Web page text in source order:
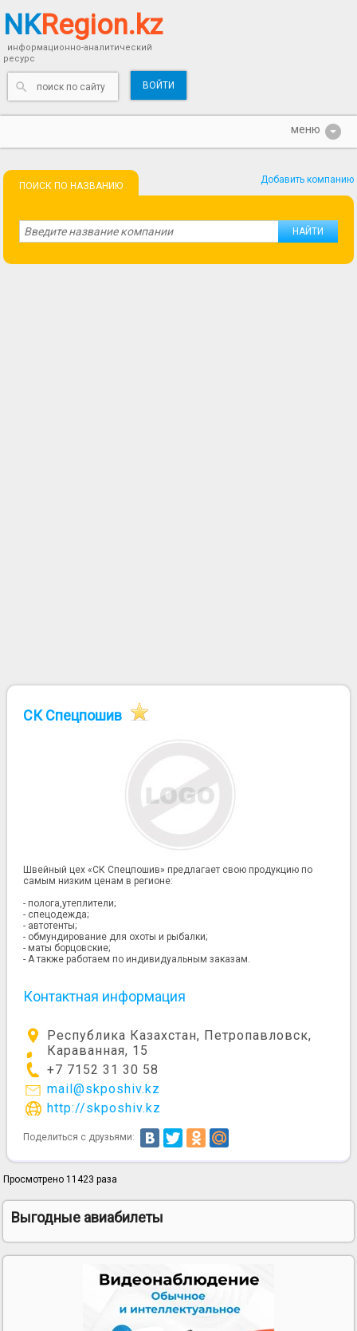
NKRegion.kz
информационно-аналитический
ресурс
ВОЙТИ
ПОИСК ПО НАЗВАНИЮ
Добавить компанию
СК Спецпошив
Швейный цех «СК Спецпошив» предлагает свою продукцию по
самым низким ценам в регионе:
- полога,утеплители;
- спецодежда;
- автотенты;
- обмундирование для охоты и рыбалки;
- маты борцовские;
- А также работаем по индивидуальным заказам.
Контактная информация
Республика Казахстан, Петропавловск,
Караванная, 15
+7 7152 31 30 58
mail@skposhiv.kz
http://skposhiv.kz
Поделиться с друзьями:
Просмотрено 11423 раза
Выгодные авиабилеты